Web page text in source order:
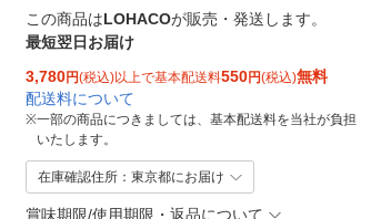
この商品はLOHACOが販売・発送します。
最短翌日お届け
3,780円(税込)以上で基本配送料550円(税込)無料
配送料について
※一部の商品につきましては、基本配送料を当社が負担
いたします。
在庫確認住所：東京都にお届け
賞味期限/使用期限・返品について